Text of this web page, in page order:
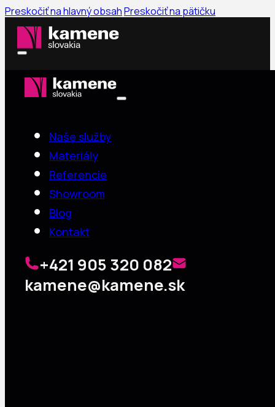
Preskočiť na hlavný obsahPreskočiť na pätičku
Naše služby
Materiály
Referencie
Showroom
Blog
Kontakt
+421 905 320 082
kamene@kamene.sk